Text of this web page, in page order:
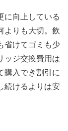
に向上している
よりも大切。飲
省けてゴミも少
ッジ交換費用は
購入でき割引に
続けるよりは安